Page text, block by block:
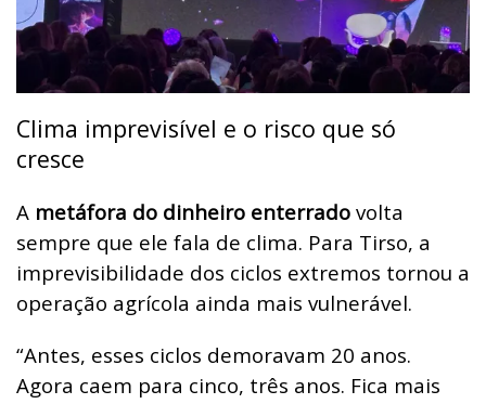
Clima imprevisível e o risco que só
cresce
A metáfora do dinheiro enterrado volta
sempre que ele fala de clima. Para Tirso, a
imprevisibilidade dos ciclos extremos tornou a
operação agrícola ainda mais vulnerável.
“Antes, esses ciclos demoravam 20 anos.
Agora caem para cinco, três anos. Fica mais